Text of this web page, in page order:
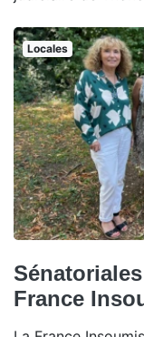
Locales
France